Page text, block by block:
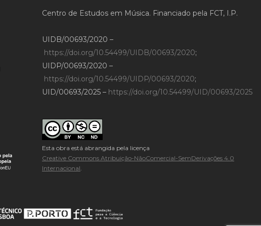
Centro de Estudos em Música. Financiado pela FCT, I.P.
UIDB/00693/2020 –
https://doi.org/10.54499/UIDB/00693/2020;
UIDP/00693/2020 –
https://doi.org/10.54499/UIDP/00693/2020;
UID/00693/2025 – https://doi.org/10.54499/UID/00693/2025
Esta obra está abrangida pela licença
Creative Commons Atribuição-NãoComercial-SemDerivações 4.0
Internacional.